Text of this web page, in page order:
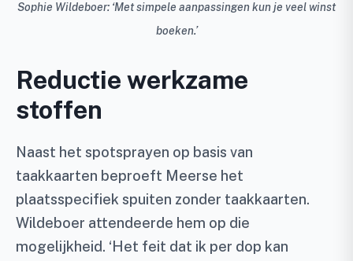
Sophie Wildeboer: ‘Met simpele aanpassingen kun je veel winst
boeken.’
Reductie werkzame
stoffen
Naast het spotsprayen op basis van
taakkaarten beproeft Meerse het
plaatsspecifiek spuiten zonder taakkaarten.
Wildeboer attendeerde hem op die
mogelijkheid. ‘Het feit dat ik per dop kan